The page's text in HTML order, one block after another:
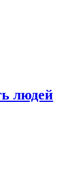
людей